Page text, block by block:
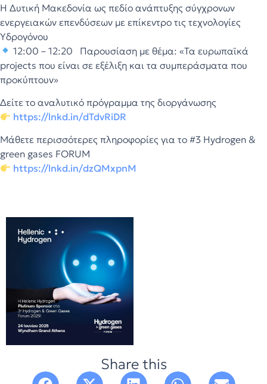
Η Δυτική Μακεδονία ως πεδίο ανάπτυξης σύγχρονων
ενεργειακών επενδύσεων με επίκεντρο τις τεχνολογίες
Υδρογόνου
12:00 – 12:20 Παρουσίαση με θέμα: «Τα ευρωπαϊκά
projects που είναι σε εξέλιξη και τα συμπεράσματα που
προκύπτουν»
Δείτε το αναλυτικό πρόγραμμα της διοργάνωσης
https://lnkd.in/dTdvRiDR
Μάθετε περισσότερες πληροφορίες για το #3 Hydrogen &
green gases FORUM
https://lnkd.in/dzQMxpnM
Share this